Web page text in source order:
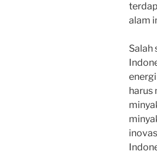
alam
Salah
harus